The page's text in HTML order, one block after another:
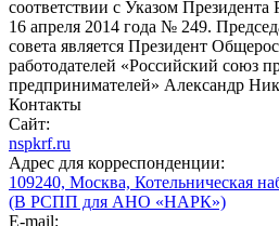
соответствии с Указом
16 апреля 2014 года № 249.
совета является Президент
работодателей «Российский союз
предпринимателей» Александр
Контакты
Сайт:
nspkrf.ru
Адрес для корреспонденции:
109240, Москва, Котельническая
(В РСПП для АНО «НАРК»)
E-mail: